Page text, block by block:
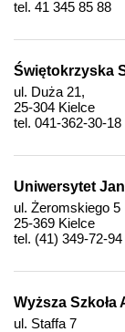
tel. 41 345 85 88
Świętokrzyska
ul. Duża 21,
25-304 Kielce
tel. 041-362-30-18
Uniwersytet
ul. Żeromskiego 5
25-369 Kielce
tel. (41) 349-72-94
Wyższa
ul. Staffa 7